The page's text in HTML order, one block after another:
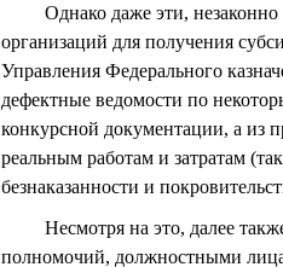
Однако даже эти, незаконно
организаций для получения
Управления Федерального
дефектные ведомости по
конкурсной документации, а из
реальным работам и затратам
безнаказанности и
Несмотря на это, далее
полномочий, должностными